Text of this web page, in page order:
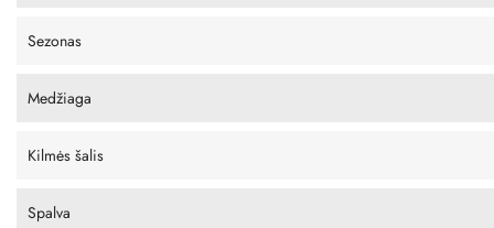
Sezonas
Medžiaga
Kilmės šalis
Spalva